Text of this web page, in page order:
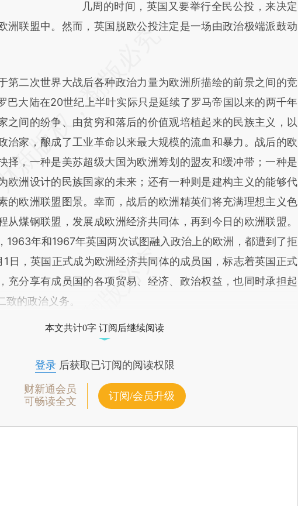
几周的时间，英国又要举行全民公投，来决定
洲联盟中。然而，英国脱欧公投注定是一场由政治极端派鼓动
二次世界大战后各种政治力量为欧洲所描绘的前景之间的竞
巴大陆在20世纪上半叶实际只是延续了罗马帝国以来的两千年
之间的纷争、由贫穷和落后的价值观培植起来的民族主义，以
治家，酿成了工业革命以来最大规模的流血和暴力。战后的欧
择，一种是美苏超级大国为欧洲筹划的盟友和缓冲带；一种是
欧洲设计的民族国家的未来；还有一种则是建构主义的能够代
的欧洲联盟图景。幸而，战后的欧洲精英们将充满理想主义色
从煤钢联盟，发展成欧洲经济共同体，再到今日的欧洲联盟。
1963年和1967年英国两次试图融入政治上的欧洲，都遭到了拒
1日，英国正式成为欧洲经济共同体的成员国，标志着英国正式
充分享有成员国的各项贸易、经济、政治权益，也同时承担起
的政治义务。
本文共计0字 订阅后继续阅读
登录后获取已订阅的阅读权限
财新通会员
可畅读全文
订阅/会员升级